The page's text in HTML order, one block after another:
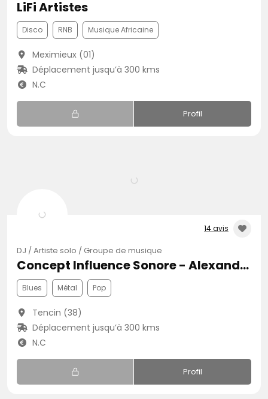
LiFi Artistes
Disco RNB Musique Africaine
Meximieux (01)
Déplacement jusqu’à 300 kms
N.C
Profil
14 avis
DJ / Artiste solo / Groupe de musique
Concept Influence Sonore - Alexandre Buczek
Blues Métal Pop
Tencin (38)
Déplacement jusqu’à 300 kms
N.C
Profil